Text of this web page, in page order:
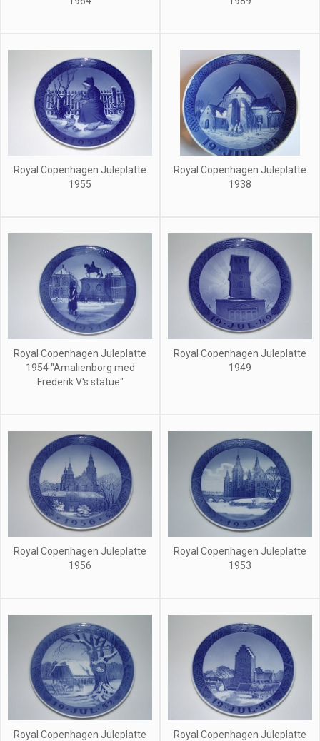
Royal Copenhagen Juleplatte
1955
Royal Copenhagen Juleplatte
1938
Royal Copenhagen Juleplatte
1954 "Amalienborg med
Frederik V's statue"
Royal Copenhagen Juleplatte
1949
Royal Copenhagen Juleplatte
1956
Royal Copenhagen Juleplatte
1953
Royal Copenhagen Juleplatte
Royal Copenhagen Juleplatte